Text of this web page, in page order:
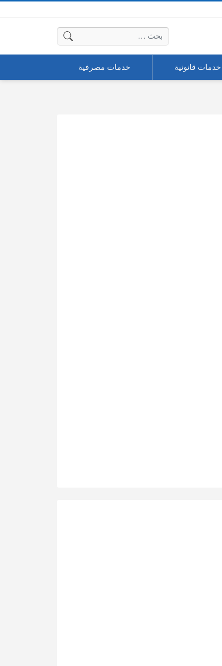
البحث عن:
خدمات قانونية خدمات مصرفية